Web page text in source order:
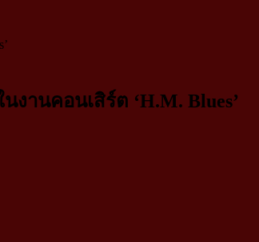
นคอนเสิร์ต ‘H.M. Blues’